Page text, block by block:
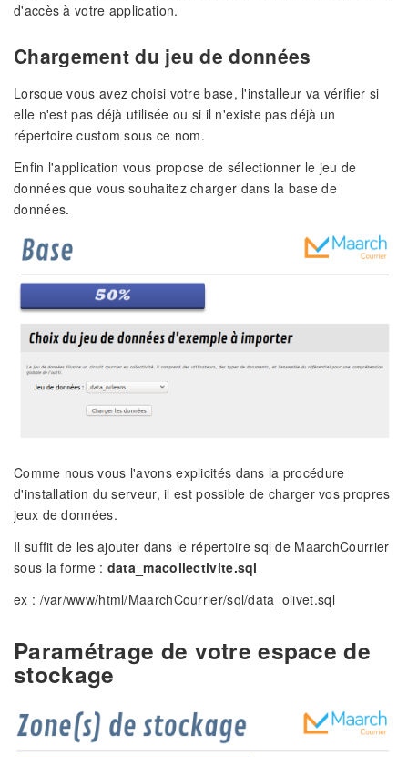
d'accès à votre application.
Chargement du jeu de données
Lorsque vous avez choisi votre base, l'installeur va vérifier si
elle n'est pas déjà utilisée ou si il n'existe pas déjà un
répertoire custom sous ce nom.
Enfin l'application vous propose de sélectionner le jeu de
données que vous souhaitez charger dans la base de
données.
Comme nous vous l'avons explicités dans la procédure
d'installation du serveur, il est possible de charger vos propres
jeux de données.
Il suffit de les ajouter dans le répertoire sql de MaarchCourrier
sous la forme : data_macollectivite.sql
ex : /var/www/html/MaarchCourrier/sql/data_olivet.sql
Paramétrage de votre espace de
stockage